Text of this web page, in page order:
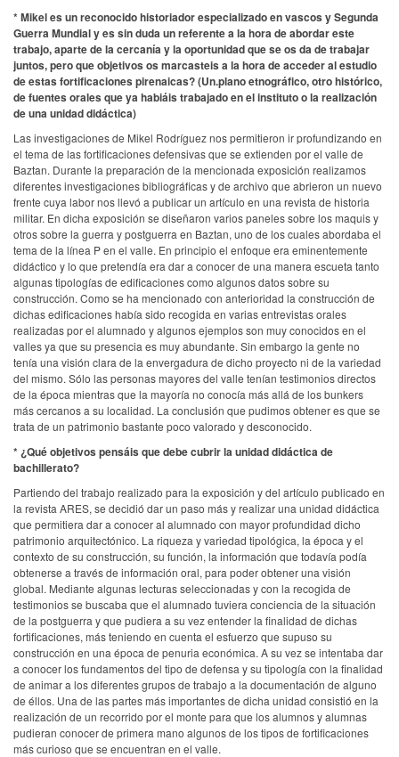
* Mikel es un reconocido historiador especializado en vascos y Segunda
Guerra Mundial y es sin duda un referente a la hora de abordar este
trabajo, aparte de la cercanía y la oportunidad que se os da de trabajar
juntos, pero que objetivos os marcasteis a la hora de acceder al estudio
de estas fortificaciones pirenaicas? (Un.plano etnográfico, otro histórico,
de fuentes orales que ya habiáis trabajado en el instituto o la realización
de una unidad didáctica)
Las investigaciones de Mikel Rodríguez nos permitieron ir profundizando en
el tema de las fortificaciones defensivas que se extienden por el valle de
Baztan. Durante la preparación de la mencionada exposición realizamos
diferentes investigaciones bibliográficas y de archivo que abrieron un nuevo
frente cuya labor nos llevó a publicar un artículo en una revista de historia
militar. En dicha exposición se diseñaron varios paneles sobre los maquis y
otros sobre la guerra y postguerra en Baztan, uno de los cuales abordaba el
tema de la línea P en el valle. En principio el enfoque era eminentemente
didáctico y lo que pretendía era dar a conocer de una manera escueta tanto
algunas tipologías de edificaciones como algunos datos sobre su
construcción. Como se ha mencionado con anterioridad la construcción de
dichas edificaciones había sido recogida en varias entrevistas orales
realizadas por el alumnado y algunos ejemplos son muy conocidos en el
valles ya que su presencia es muy abundante. Sin embargo la gente no
tenía una visión clara de la envergadura de dicho proyecto ni de la variedad
del mismo. Sólo las personas mayores del valle tenían testimonios directos
de la época mientras que la mayoría no conocía más allá de los bunkers
más cercanos a su localidad. La conclusión que pudimos obtener es que se
trata de un patrimonio bastante poco valorado y desconocido.
* ¿Qué objetivos pensáis que debe cubrir la unidad didáctica de
bachillerato?
Partiendo del trabajo realizado para la exposición y del artículo publicado en
la revista ARES, se decidió dar un paso más y realizar una unidad didáctica
que permitiera dar a conocer al alumnado con mayor profundidad dicho
patrimonio arquitectónico. La riqueza y variedad tipológica, la época y el
contexto de su construcción, su función, la información que todavía podía
obtenerse a través de información oral, para poder obtener una visión
global. Mediante algunas lecturas seleccionadas y con la recogida de
testimonios se buscaba que el alumnado tuviera conciencia de la situación
de la postguerra y que pudiera a su vez entender la finalidad de dichas
fortificaciones, más teniendo en cuenta el esfuerzo que supuso su
construcción en una época de penuria económica. A su vez se intentaba dar
a conocer los fundamentos del tipo de defensa y su tipología con la finalidad
de animar a los diferentes grupos de trabajo a la documentación de alguno
de éllos. Una de las partes más importantes de dicha unidad consistió en la
realización de un recorrido por el monte para que los alumnos y alumnas
pudieran conocer de primera mano algunos de los tipos de fortificaciones
más curioso que se encuentran en el valle.